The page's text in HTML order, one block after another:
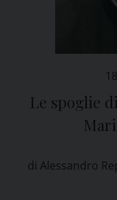
Le spoglie
di Alessandro